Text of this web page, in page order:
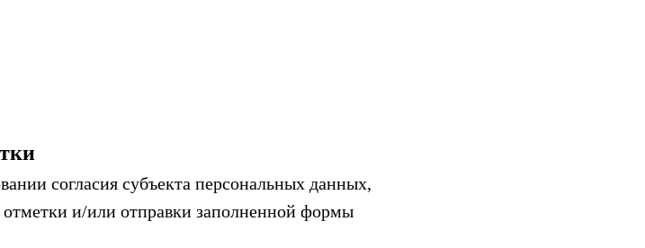
согласия субъекта персональных данных,
отметки и/или отправки заполненной формы